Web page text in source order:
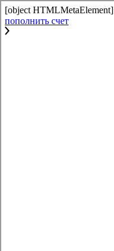
[object HTMLMetaElement]
пополнить счет